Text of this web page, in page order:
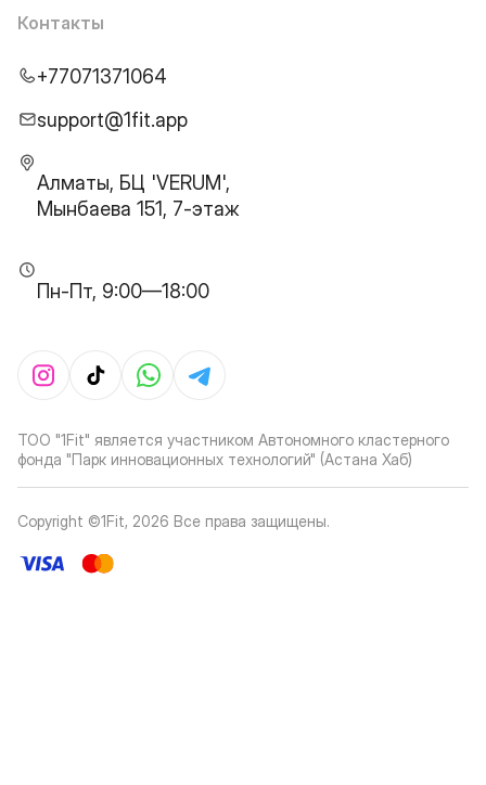
Контакты
+77071371064
support@1fit.app
Алматы, БЦ 'VERUM',
Мынбаева 151, 7-этаж
Пн-Пт, 9:00—18:00
ТОО "1Fit" является участником Автономного кластерного
фонда "Парк инновационных технологий" (Астана Хаб)
Copyright ©1Fit, 2026 Все права защищены.